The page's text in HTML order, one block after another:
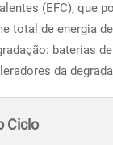
(EFC), que
total de energia
baterias
da
Ciclo